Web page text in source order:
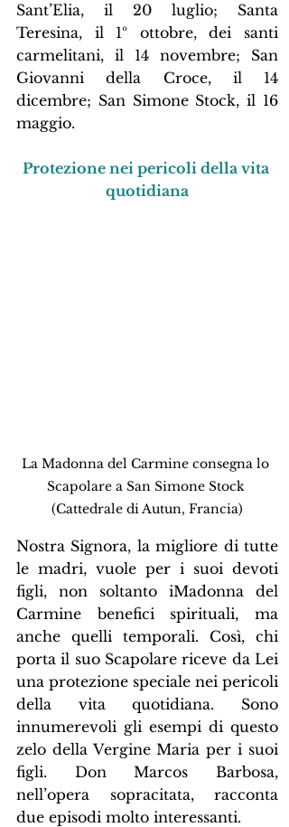
Sant’Elia, il 20 luglio; Santa
Teresina, il 1º ottobre, dei santi
carmelitani, il 14 novembre; San
Giovanni della Croce, il 14
dicembre; San Simone Stock, il 16
maggio.
Protezione nei pericoli della vita
quotidiana
La Madonna del Carmine consegna lo
Scapolare a San Simone Stock
(Cattedrale di Autun, Francia)
Nostra Signora, la migliore di tutte
le madri, vuole per i suoi devoti
figli, non soltanto iMadonna del
Carmine benefici spirituali, ma
anche quelli temporali. Così, chi
porta il suo Scapolare riceve da Lei
una protezione speciale nei pericoli
della vita quotidiana. Sono
innumerevoli gli esempi di questo
zelo della Vergine Maria per i suoi
figli. Don Marcos Barbosa,
nell’opera sopracitata, racconta
due episodi molto interessanti.